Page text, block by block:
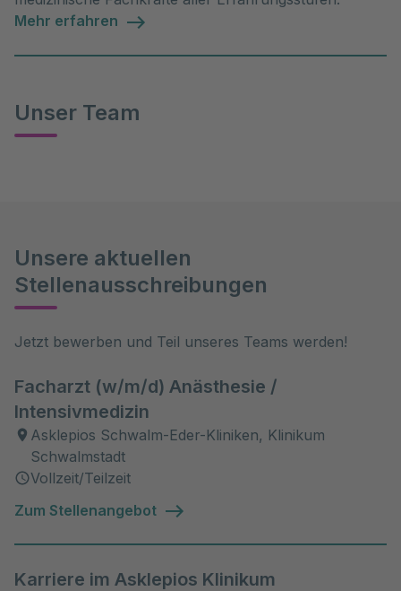
Mehr erfahren
Unser Team
Unsere aktuellen
Stellenausschreibungen
Jetzt bewerben und Teil unseres Teams werden!
Facharzt (w/m/d) Anästhesie /
Intensivmedizin
Asklepios Schwalm-Eder-Kliniken, Klinikum
Schwalmstadt
Vollzeit/Teilzeit
Zum Stellenangebot
Karriere im Asklepios Klinikum